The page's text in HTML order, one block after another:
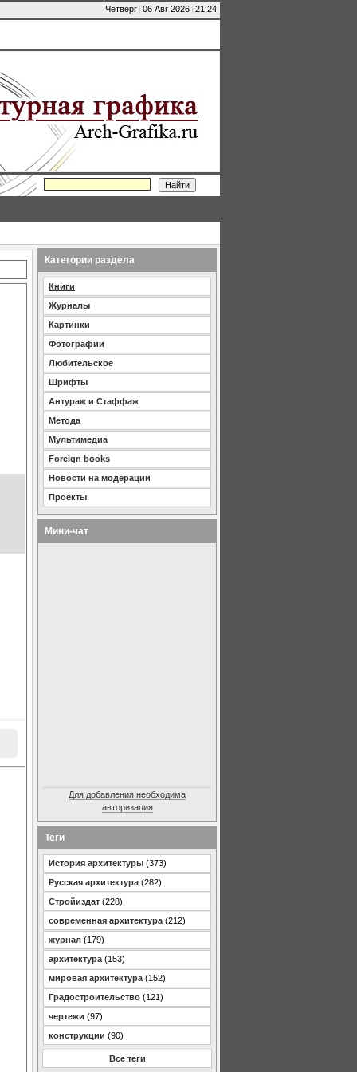
Четверг | 06 Авг 2026 | 21:24
Категории раздела
Книги
Журналы
Картинки
Фотографии
Любительское
Шрифты
Антураж и Стаффаж
Метода
Мультимедиа
Foreign books
Новости на модерации
Проекты
Мини-чат
Для добавления необходима
авторизация
Теги
История архитектуры (373)
Русская архитектура (282)
Стройиздат (228)
современная архитектура (212)
журнал (179)
архитектура (153)
мировая архитектура (152)
Градостроительство (121)
чертежи (97)
конструкции (90)
Все теги